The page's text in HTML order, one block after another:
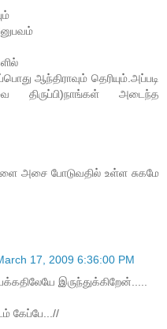
ஆந்திராவும் தெரியும்.அப்படி
திருப்பி)நாங்கள் அடைந்த
அசை போடுவதில் உள்ள சுகமே
17, 2009 6:36:00 PM
இருந்துக்கிறேன்.....
கேப்பே...//